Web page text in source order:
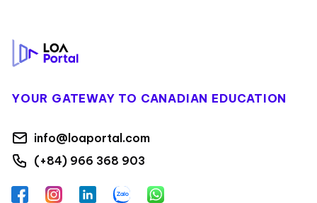
YOUR GATEWAY TO CANADIAN EDUCATION
info@loaportal.com
(+84) 966 368 903
FacebookInstagramLinkedInZalo WhatsApp